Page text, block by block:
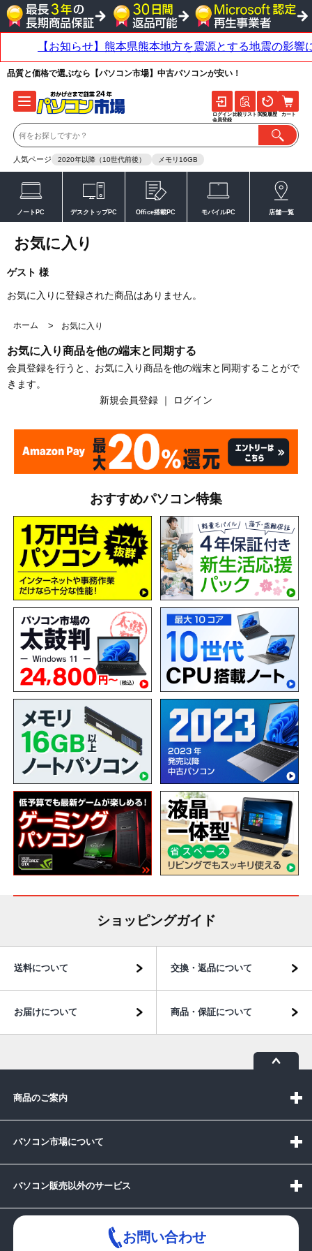
品質と価格で選ぶなら【パソコン市場】中古パソコンが安い！
人気ページ 2020年以降（10世代前後） メモリ16GB
ログイン
会員登録
比較リスト 閲覧履歴 カート
ノートPC デスクトップPC Office搭載PC モバイルPC 店舗一覧
お気に入り
ゲスト 様
お気に入りに登録された商品はありません。
ホーム > お気に入り
お気に入り商品を他の端末と同期する
会員登録を行うと、お気に入り商品を他の端末と同期することがで
きます。
新規会員登録 ｜ ログイン
おすすめパソコン特集
ショッピングガイド
送料について 交換・返品について
お届けについて 商品・保証について
商品のご案内
パソコン市場について
パソコン販売以外のサービス
お問い合わせ